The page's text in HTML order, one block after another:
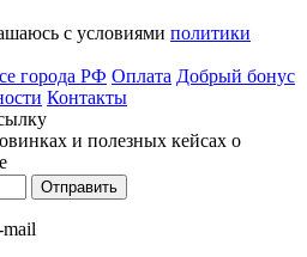
с условиями политики
города РФ Оплата Добрый бонус
Контакты
и полезных кейсах о
Отправить